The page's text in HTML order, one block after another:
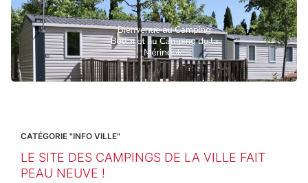
CATÉGORIE "INFO VILLE"
LE SITE DES CAMPINGS DE LA VILLE FAIT
PEAU NEUVE !